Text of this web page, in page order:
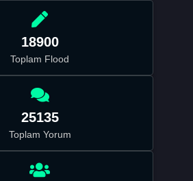
18900
Toplam Flood
25135
Toplam Yorum